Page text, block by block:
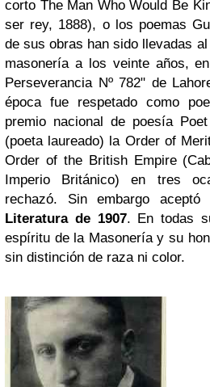
corto The Man Who Would Be
ser rey, 1888), o los poemas
de sus obras han sido llevadas
masonería a los veinte años,
Perseverancia Nº 782" de
época fue respetado como
premio nacional de poesía
(poeta laureado) la Order of
Order of the British Empire
Imperio Británico) en tres
rechazó. Sin embargo
Literatura de 1907. En todas
espíritu de la Masonería y su
sin distinción de raza ni color.